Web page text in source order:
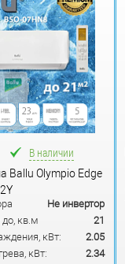
В наличии
Ballu Olympio Edge
Не инвертор
кв.м
21
кВт:
2.05
кВт:
2.34